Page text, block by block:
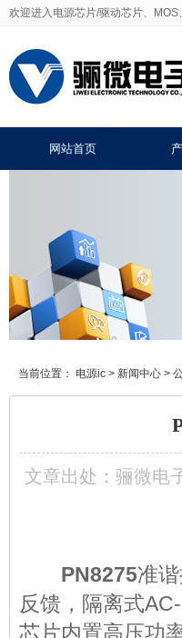
欢迎进入电源芯片/驱动芯片、
网站首页
当前位置： 电源ic > 新闻中心 >
文章出处： 骊微电
PN8275准
反馈，隔离式
芯片内置高压功